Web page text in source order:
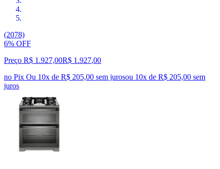
(2078)
6% OFF
Preço R$ 1.927,00R$ 1.927,00
no Pix Ou 10x de R$ 205,00 sem jurosou 10x de R$ 205,00 sem
juros